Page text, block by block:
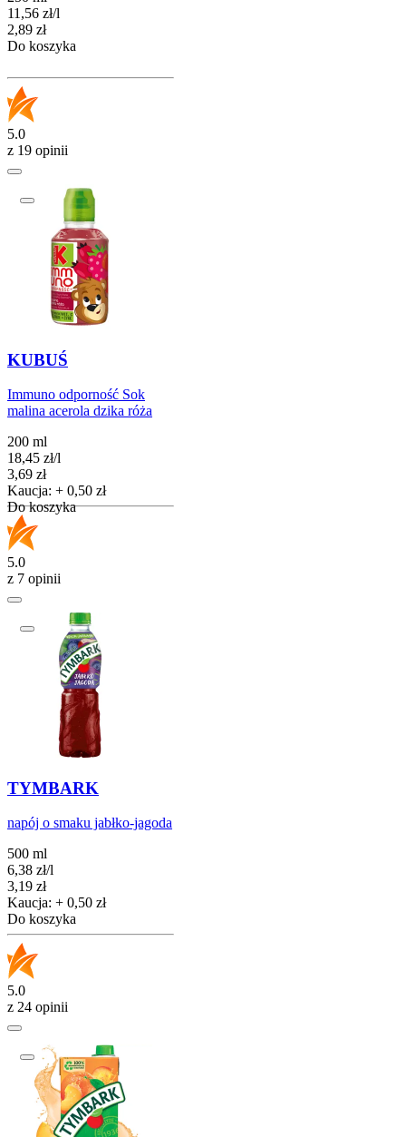
11,56 zł/l
Cena
2,89 zł
Do koszyka
5.0
z 19 opinii
KUBUŚ
Immuno odporność Sok
malina acerola dzika róża
200 ml
18,45 zł/l
Cena
3,69 zł
Kaucja: + 0,50 zł
Do koszyka
5.0
z 7 opinii
TYMBARK
napój o smaku jabłko-jagoda
500 ml
6,38 zł/l
Cena
3,19 zł
Kaucja: + 0,50 zł
Do koszyka
5.0
z 24 opinii